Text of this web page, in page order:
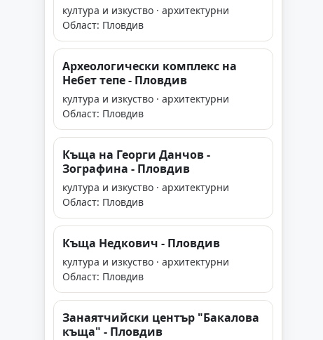
култура и изкуство · архитектурни
Област: Пловдив
Археологически комплекс на
Небет тепе - Пловдив
култура и изкуство · архитектурни
Област: Пловдив
Къща на Георги Данчов -
Зографина - Пловдив
култура и изкуство · архитектурни
Област: Пловдив
Къща Недкович - Пловдив
култура и изкуство · архитектурни
Област: Пловдив
Занаятчийски център "Бакалова
къща" - Пловдив